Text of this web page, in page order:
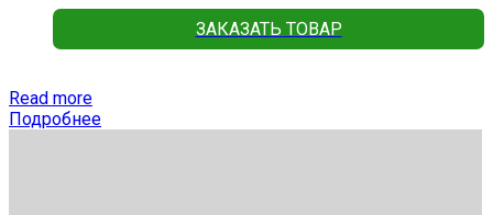
ЗАКАЗАТЬ ТОВАР
Read more
Подробнее